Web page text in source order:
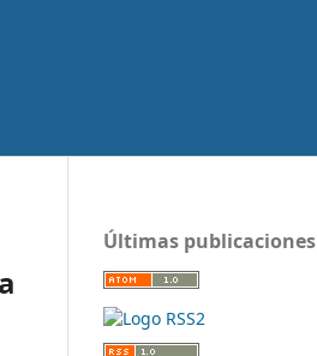
Últimas publicaciones